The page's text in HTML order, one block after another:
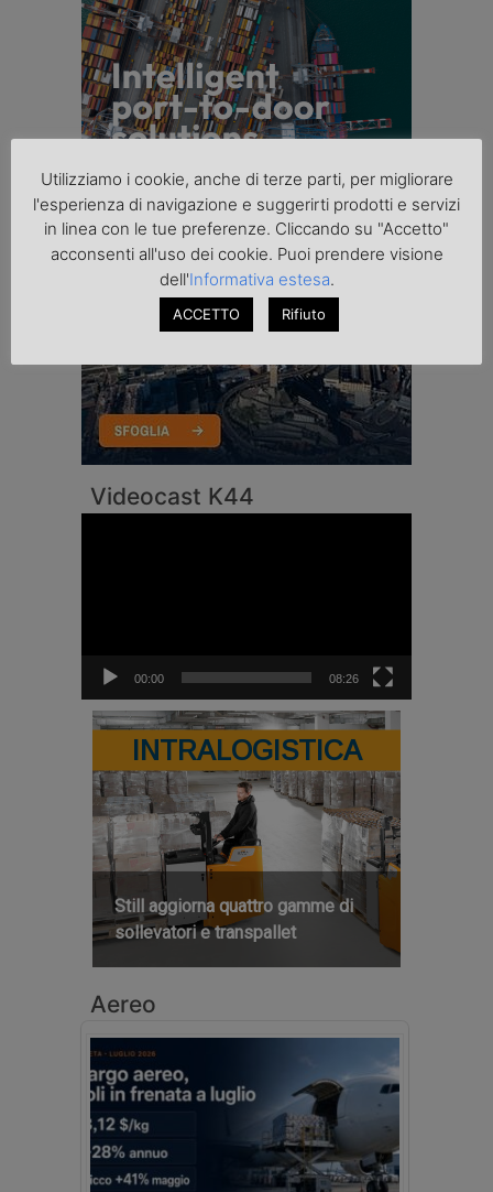
Videocast K44
00:00 08:26
INTRALOGISTICA
Still aggiorna quattro gamme di
sollevatori e transpallet
Aereo
Utilizziamo i cookie, anche di terze parti, per migliorare
l'esperienza di navigazione e suggerirti prodotti e servizi
in linea con le tue preferenze. Cliccando su "Accetto"
acconsenti all'uso dei cookie. Puoi prendere visione
dell'Informativa estesa.
ACCETTO Rifiuto